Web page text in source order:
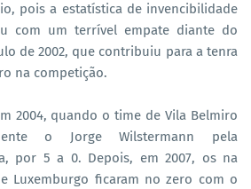
pois a estatística de invencibilidade
com um terrível empate diante do
de 2002, que contribuiu para a tenra
na competição.
2004, quando o time de Vila Belmiro
o Jorge Wilstermann pela
por 5 a 0. Depois, em 2007, os na
Luxemburgo ficaram no zero com o